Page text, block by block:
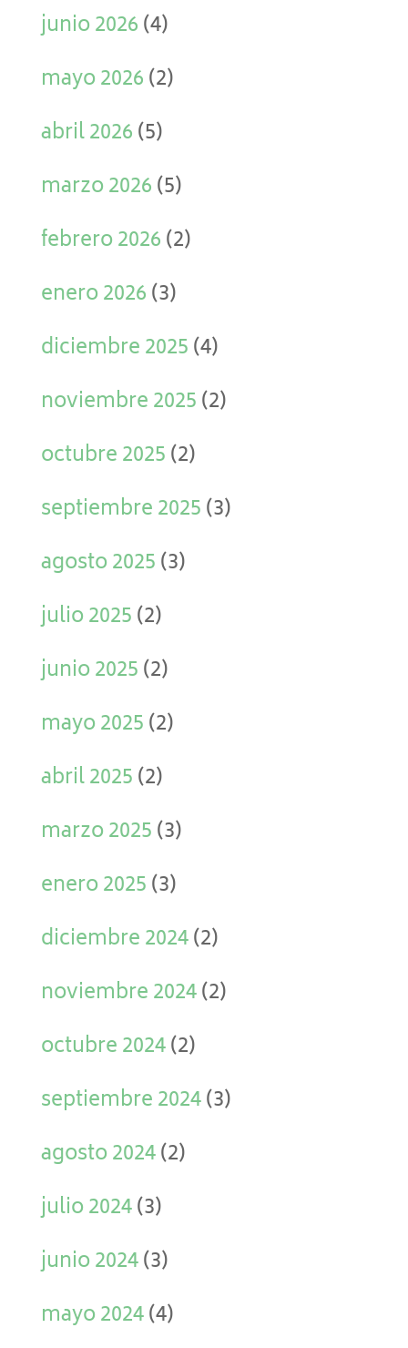
junio 2026(4)
mayo 2026(2)
abril 2026(5)
marzo 2026(5)
febrero 2026(2)
enero 2026(3)
diciembre 2025(4)
noviembre 2025(2)
octubre 2025(2)
septiembre 2025(3)
agosto 2025(3)
julio 2025(2)
junio 2025(2)
mayo 2025(2)
abril 2025(2)
marzo 2025(3)
enero 2025(3)
diciembre 2024(2)
noviembre 2024(2)
octubre 2024(2)
septiembre 2024(3)
agosto 2024(2)
julio 2024(3)
junio 2024(3)
mayo 2024(4)